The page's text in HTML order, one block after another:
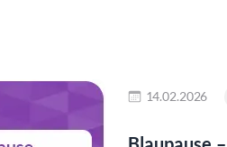
14.02.2026